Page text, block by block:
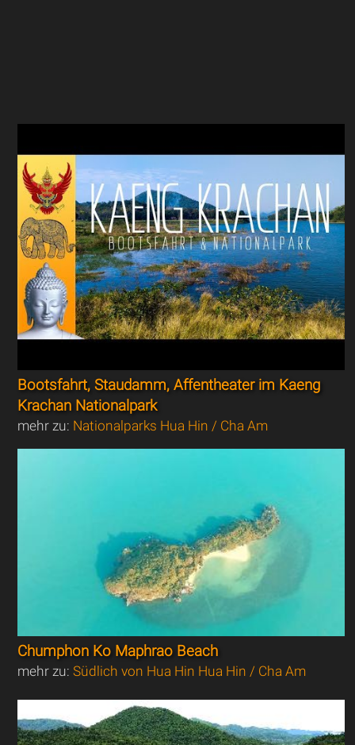
Bootsfahrt, Staudamm, Affentheater im Kaeng
Krachan Nationalpark
mehr zu: Nationalparks Hua Hin / Cha Am
Chumphon Ko Maphrao Beach
mehr zu:Südlich von Hua Hin Hua Hin / Cha Am